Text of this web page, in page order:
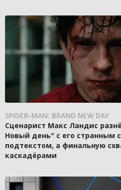
SPIDER-MAN: BRAND NEW DAY
Сценарист Макс Ландис
Новый день" с его странным
подтекстом, а финальную
каскадёрами